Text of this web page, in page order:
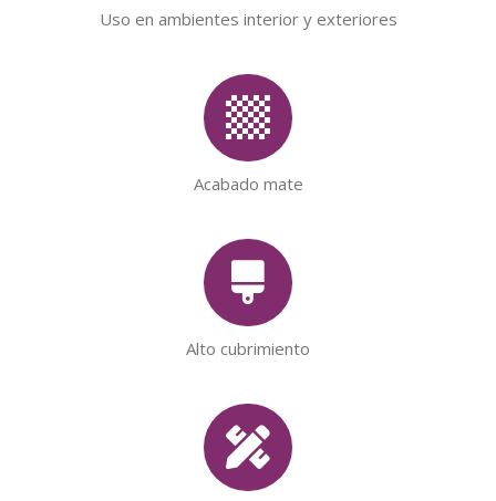
Uso en ambientes interior y exteriores
Acabado mate
Alto cubrimiento